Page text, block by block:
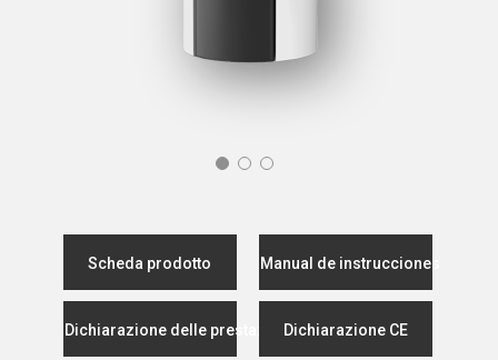
Scheda prodotto Manual de instrucciones
Dichiarazione delle prestazioniDichiarazione CE